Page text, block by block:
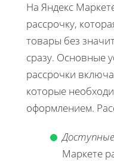
На Яндекс
рассрочку,
товары без
сразу. Основные
рассрочки
которые
оформлением.
Маркете